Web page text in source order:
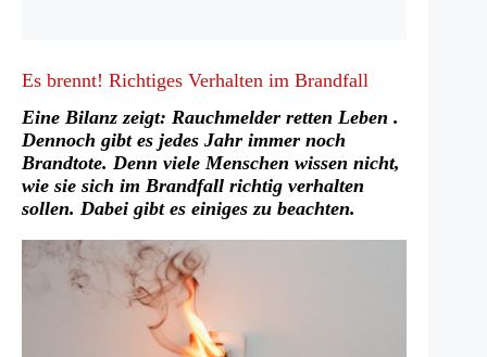
Es brennt! Richtiges Verhalten im Brandfall
Eine Bilanz zeigt: Rauchmelder retten Leben .
Dennoch gibt es jedes Jahr immer noch
Brandtote. Denn viele Menschen wissen nicht,
wie sie sich im Brandfall richtig verhalten
sollen. Dabei gibt es einiges zu beachten.